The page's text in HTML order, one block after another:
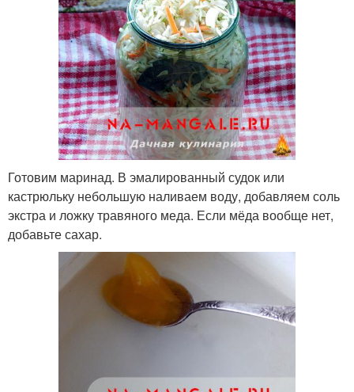
Готовим маринад. В эмалированный судок или
кастрюльку небольшую наливаем воду, добавляем соль
экстра и ложку травяного меда. Если мёда вообще нет,
добавьте сахар.